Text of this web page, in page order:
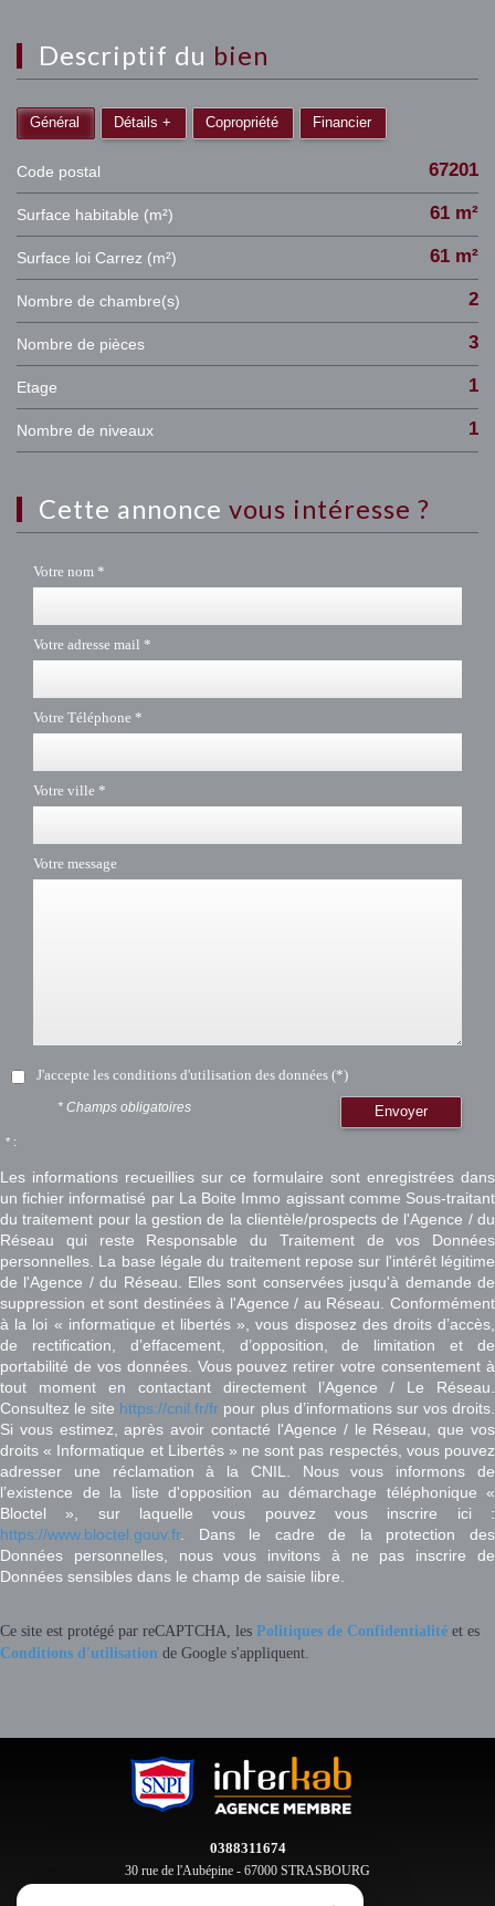
descriptif du bien
Général Détails + Copropriété Financier
Code postal 67201
Surface habitable (m²) 61 m²
Surface loi Carrez (m²) 61 m²
Nombre de chambre(s) 2
Nombre de pièces 3
Etage 1
Nombre de niveaux 1
cette annonce vous intéresse ?
Votre nom *
Votre adresse mail *
Votre Téléphone *
Votre ville *
Votre message
J'accepte les conditions d'utilisation des données (*)
Envoyer
* Champs obligatoires
* :
Les informations recueillies sur ce formulaire sont enregistrées dans
un fichier informatisé par La Boite Immo agissant comme Sous-traitant
du traitement pour la gestion de la clientèle/prospects de l'Agence / du
Réseau qui reste Responsable du Traitement de vos Données
personnelles. La base légale du traitement repose sur l'intérêt légitime
de l'Agence / du Réseau. Elles sont conservées jusqu'à demande de
suppression et sont destinées à l'Agence / au Réseau. Conformément
à la loi « informatique et libertés », vous disposez des droits d’accès,
de rectification, d’effacement, d’opposition, de limitation et de
portabilité de vos données. Vous pouvez retirer votre consentement à
tout moment en contactant directement l’Agence / Le Réseau.
Consultez le site https://cnil.fr/fr pour plus d’informations sur vos droits.
Si vous estimez, après avoir contacté l'Agence / le Réseau, que vos
droits « Informatique et Libertés » ne sont pas respectés, vous pouvez
adresser une réclamation à la CNIL. Nous vous informons de
l’existence de la liste d'opposition au démarchage téléphonique «
Bloctel », sur laquelle vous pouvez vous inscrire ici :
https://www.bloctel.gouv.fr. Dans le cadre de la protection des
Données personnelles, nous vous invitons à ne pas inscrire de
Données sensibles dans le champ de saisie libre.
Ce site est protégé par reCAPTCHA, les Politiques de Confidentialité et es
Conditions d'utilisation de Google s'appliquent.
0388311674
30 rue de l'Aubépine - 67000 STRASBOURG